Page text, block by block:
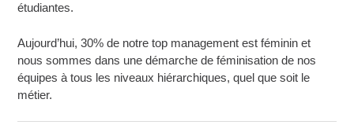
étudiantes.
Aujourd’hui, 30% de notre top management est féminin et
nous sommes dans une démarche de féminisation de nos
équipes à tous les niveaux hiérarchiques, quel que soit le
métier.